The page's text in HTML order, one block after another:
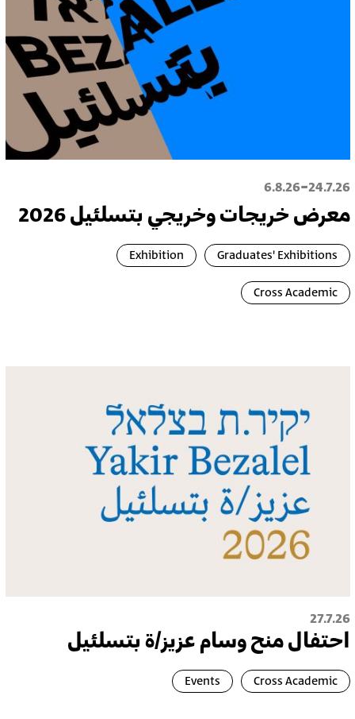
24.7.26
-
6.8.26
معرض خريجات وخريجي بتسلئيل 2026
Graduates' Exhibitions
Exhibition
Cross Academic
27.7.26
احتفال منح وسام عزيز/ة بتسلئيل
Cross Academic
Events